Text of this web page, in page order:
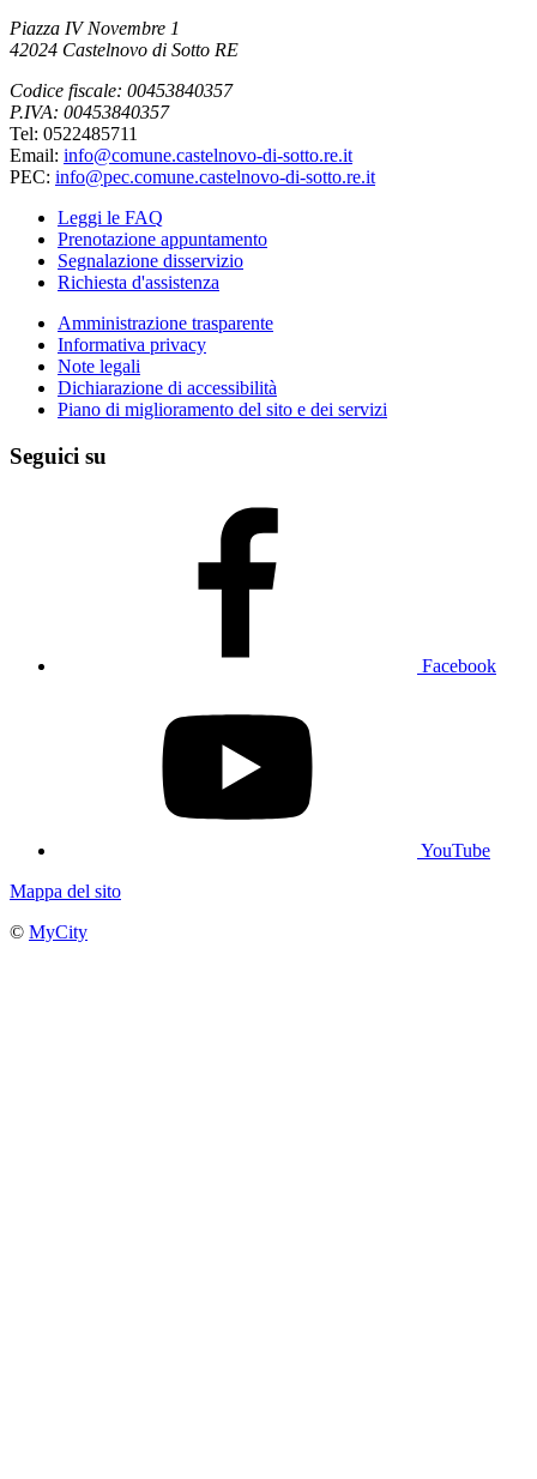
Piazza IV Novembre 1
42024 Castelnovo di Sotto RE
Codice fiscale: 00453840357
P.IVA: 00453840357
Tel: 0522485711
Email: info@comune.castelnovo-di-sotto.re.it
PEC: info@pec.comune.castelnovo-di-sotto.re.it
Leggi le FAQ
Prenotazione appuntamento
Segnalazione disservizio
Richiesta d'assistenza
Amministrazione trasparente
Informativa privacy
Note legali
Dichiarazione di accessibilità
Piano di miglioramento del sito e dei servizi
Seguici su
Facebook
YouTube
Mappa del sito
© MyCity